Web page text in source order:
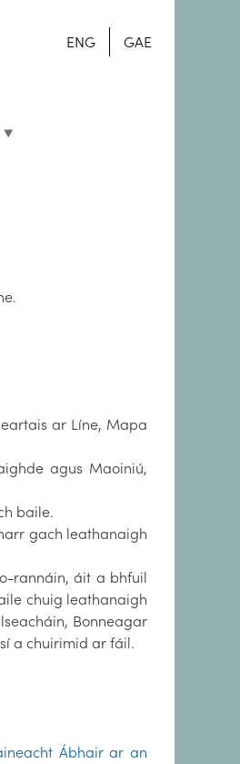
ENG GAE
ar Líne, Mapa
agus Maoiniú,
baile.
gach leathanaigh
rannáin, áit a bhfuil
chuig leathanaigh
Bonneagar
a chuirimid ar fáil.
Ábhair ar an